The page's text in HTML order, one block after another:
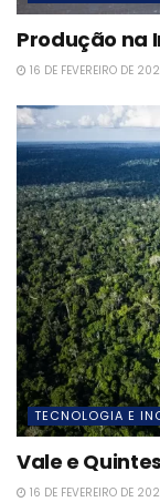
Produção na
16 DE FEVEREIRO DE
TECNOLOGIA E
Vale e
16 DE FEVEREIRO DE